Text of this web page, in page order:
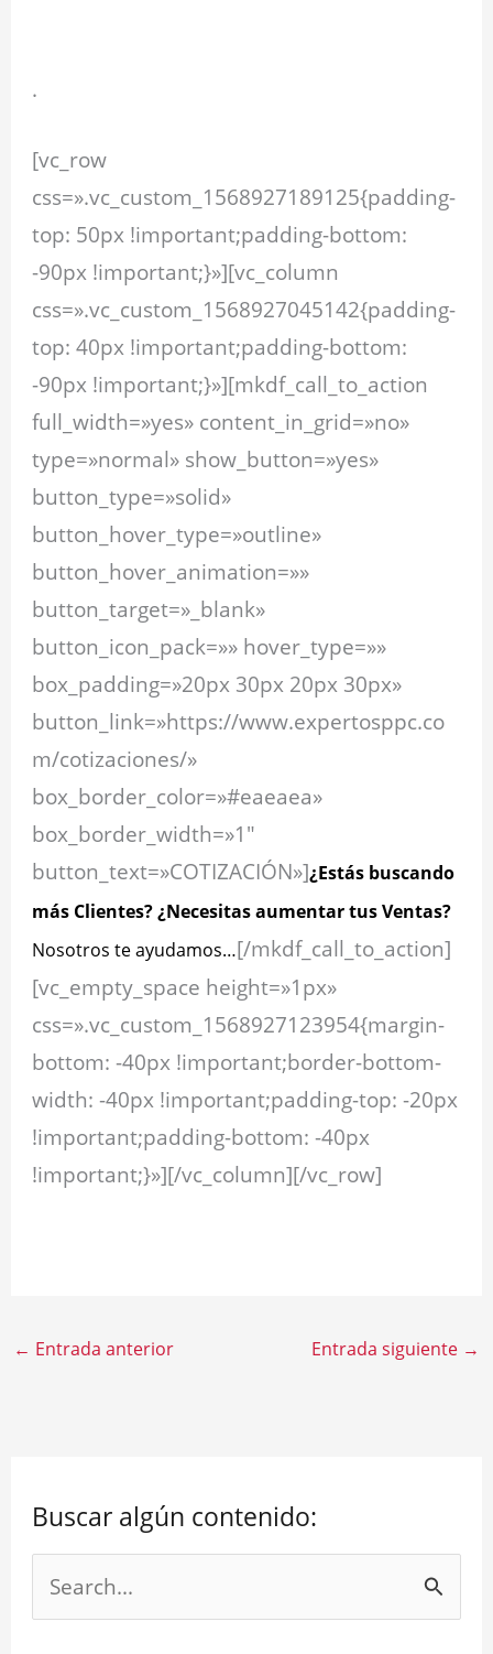
.
[vc_row
css=».vc_custom_1568927189125{padding-
top: 50px !important;padding-bottom:
-90px !important;}»][vc_column
css=».vc_custom_1568927045142{padding-
top: 40px !important;padding-bottom:
-90px !important;}»][mkdf_call_to_action
full_width=»yes» content_in_grid=»no»
type=»normal» show_button=»yes»
button_type=»solid»
button_hover_type=»outline»
button_hover_animation=»»
button_target=»_blank»
button_icon_pack=»» hover_type=»»
box_padding=»20px 30px 20px 30px»
button_link=»https://www.expertosppc.co
m/cotizaciones/»
box_border_color=»#eaeaea»
box_border_width=»1″
button_text=»COTIZACIÓN»]¿Estás buscando
más Clientes? ¿Necesitas aumentar tus Ventas?
Nosotros te ayudamos…[/mkdf_call_to_action]
[vc_empty_space height=»1px»
css=».vc_custom_1568927123954{margin-
bottom: -40px !important;border-bottom-
width: -40px !important;padding-top: -20px
!important;padding-bottom: -40px
!important;}»][/vc_column][/vc_row]
← Entrada anterior Entrada siguiente →
Buscar algún contenido: